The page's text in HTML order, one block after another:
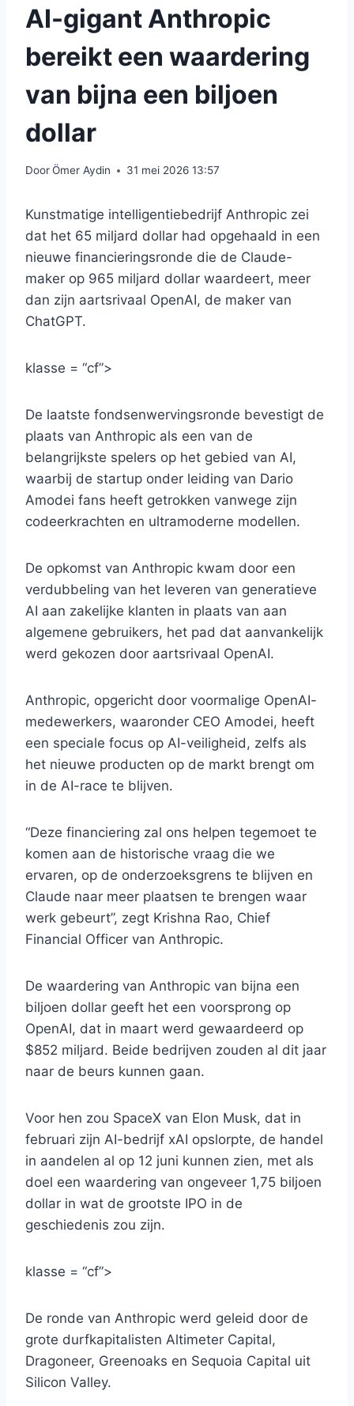
AI-gigant Anthropic
bereikt een waardering
van bijna een biljoen
dollar
DoorÖmer Aydin 31 mei 2026 13:57
Kunstmatige intelligentiebedrijf Anthropic zei
dat het 65 miljard dollar had opgehaald in een
nieuwe financieringsronde die de Claude-
maker op 965 miljard dollar waardeert, meer
dan zijn aartsrivaal OpenAI, de maker van
ChatGPT.
klasse = “cf”>
De laatste fondsenwervingsronde bevestigt de
plaats van Anthropic als een van de
belangrijkste spelers op het gebied van AI,
waarbij de startup onder leiding van Dario
Amodei fans heeft getrokken vanwege zijn
codeerkrachten en ultramoderne modellen.
De opkomst van Anthropic kwam door een
verdubbeling van het leveren van generatieve
AI aan zakelijke klanten in plaats van aan
algemene gebruikers, het pad dat aanvankelijk
werd gekozen door aartsrivaal OpenAI.
Anthropic, opgericht door voormalige OpenAI-
medewerkers, waaronder CEO Amodei, heeft
een speciale focus op AI-veiligheid, zelfs als
het nieuwe producten op de markt brengt om
in de AI-race te blijven.
“Deze financiering zal ons helpen tegemoet te
komen aan de historische vraag die we
ervaren, op de onderzoeksgrens te blijven en
Claude naar meer plaatsen te brengen waar
werk gebeurt”, zegt Krishna Rao, Chief
Financial Officer van Anthropic.
De waardering van Anthropic van bijna een
biljoen dollar geeft het een voorsprong op
OpenAI, dat in maart werd gewaardeerd op
$852 miljard. Beide bedrijven zouden al dit jaar
naar de beurs kunnen gaan.
Voor hen zou SpaceX van Elon Musk, dat in
februari zijn AI-bedrijf xAI opslorpte, de handel
in aandelen al op 12 juni kunnen zien, met als
doel een waardering van ongeveer 1,75 biljoen
dollar in wat de grootste IPO in de
geschiedenis zou zijn.
klasse = “cf”>
De ronde van Anthropic werd geleid door de
grote durfkapitalisten Altimeter Capital,
Dragoneer, Greenoaks en Sequoia Capital uit
Silicon Valley.